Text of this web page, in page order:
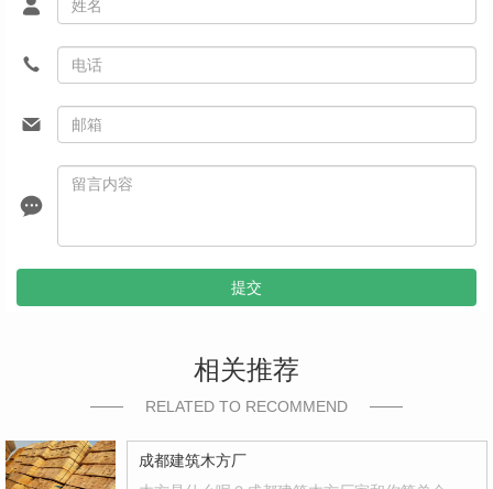
提交
相关推荐
RELATED TO RECOMMEND
成都建筑木方厂